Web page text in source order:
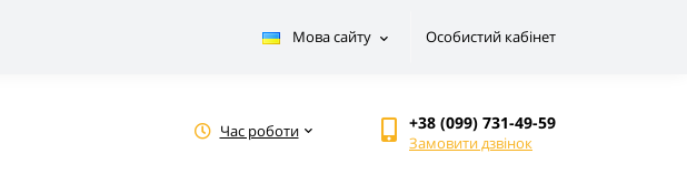
Мова сайту Особистий кабінет
Час роботи +38 (099) 731-49-59
Замовити дзвінок